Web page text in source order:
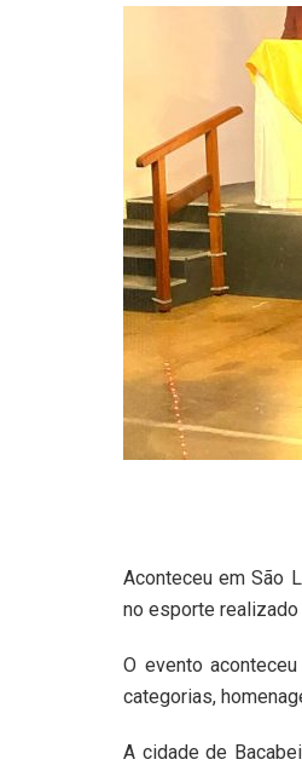
Aconteceu em São
no esporte realizado
O evento
categorias,
A cidade de